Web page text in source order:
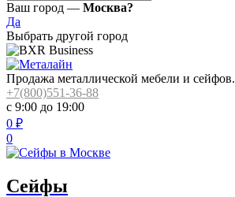
Ваш город — Москва?
Да
Выбрать другой город
Продажа металлической мебели и сейфов.
+7(800)551-36-88
с 9:00 до 19:00
0 ₽
0
Сейфы